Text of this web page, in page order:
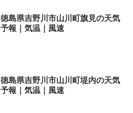
徳島県吉野川市山川町旗見の天気
予報｜気温｜風速
徳島県吉野川市山川町堤内の天気
予報｜気温｜風速